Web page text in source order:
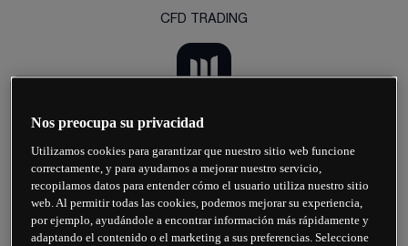
CFD TRADING
¿Listo para comenzar?
Si ya tiene una cuenta, inicie sesión en la
plataforma de su elección. ¿Aún no tiene una?
¡Abra una cuenta en solo unos clics!
Nos preocupa su privacidad
Utilizamos cookies para garantizar que nuestro sitio web funcione
correctamente, y para ayudarnos a mejorar nuestro servicio,
recopilamos datos para entender cómo el usuario utiliza nuestro sitio
web. Al permitir todas las cookies, podemos mejorar su experiencia,
por ejemplo, ayudándole a encontrar información más rápidamente y
adaptando el contenido o el marketing a sus preferencias. Seleccione